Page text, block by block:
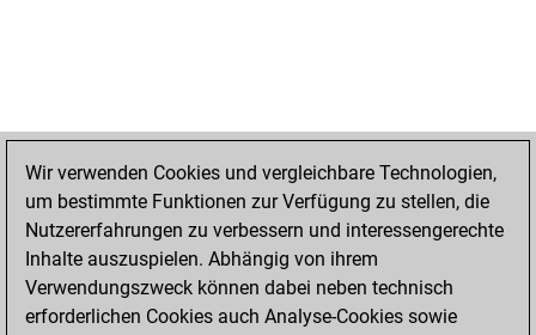
Wir verwenden Cookies und vergleichbare Technologien,
um bestimmte Funktionen zur Verfügung zu stellen, die
Nutzererfahrungen zu verbessern und interessengerechte
Inhalte auszuspielen. Abhängig von ihrem
Verwendungszweck können dabei neben technisch
erforderlichen Cookies auch Analyse-Cookies sowie